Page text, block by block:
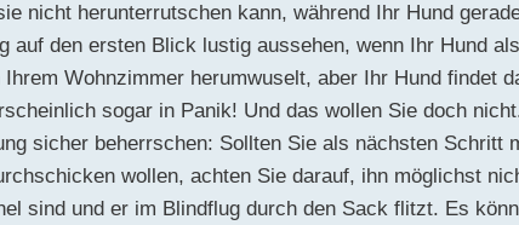
nicht herunterrutschen kann, während Ihr Hund
auf den ersten Blick lustig aussehen, wenn Ihr Hund
Wohnzimmer herumwuselt, aber Ihr Hund findet
sogar in Panik! Und das wollen Sie doch
sicher beherrschen: Sollten Sie als nächsten Schritt
wollen, achten Sie darauf, ihn möglichst
sind und er im Blindflug durch den Sack flitzt. Es